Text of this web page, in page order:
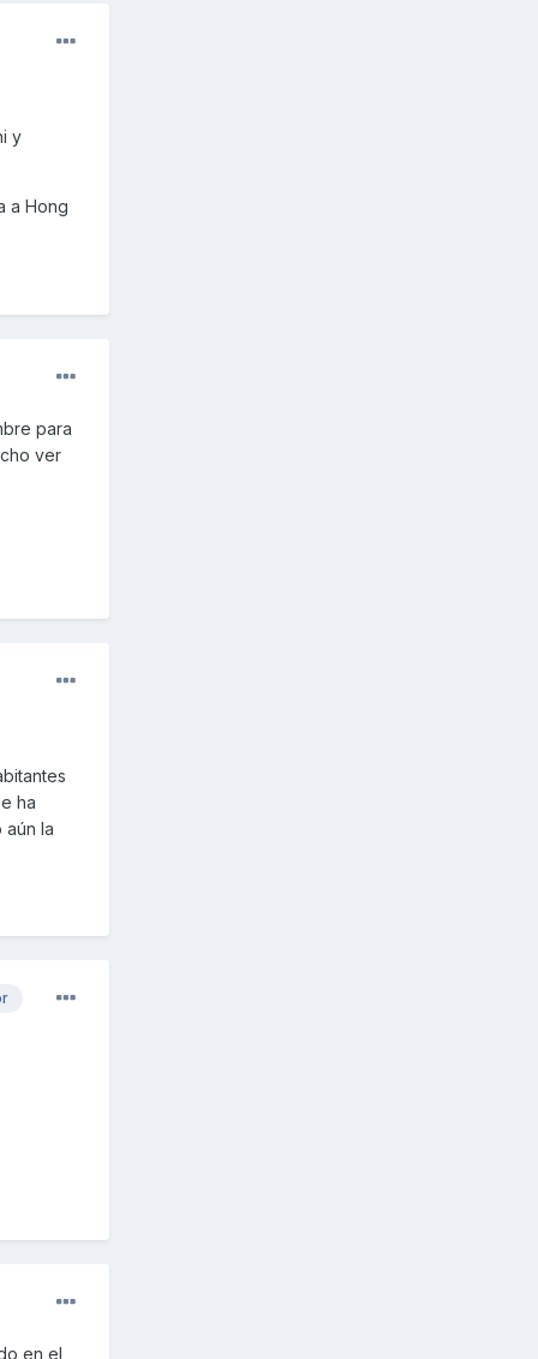
y
a Hong
para
ver
ha
aún la
en el